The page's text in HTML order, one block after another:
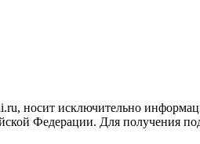
носит исключительно
Федерации. Для получения